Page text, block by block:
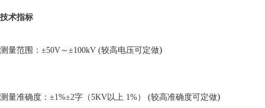
技术指标
测量范围： ±50V～±100kV (较高电压可定做)
测量准确度： ±1%±2字（5KV以上 1%） (较高准确度可定做)